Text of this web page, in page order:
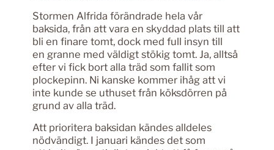
Stormen Alfrida förändrade hela vår
baksida, från att vara en skyddad plats till att
bli en finare tomt, dock med full insyn till
en granne med väldigt stökig tomt. Ja, alltså
efter vi fick bort alla träd som fallit som
plockepinn. Ni kanske kommer ihåg att vi
inte kunde se uthuset från köksdörren på
grund av alla träd.
Att prioritera baksidan kändes alldeles
nödvändigt. I januari kändes det som